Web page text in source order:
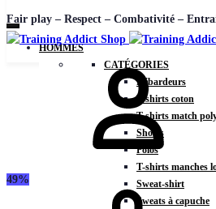
Fair play – Respect – Combativité –
HOMMES
CATÉGORIES
Débardeurs
T-shirts coton
T-shirts match
Shorts
Polos
T-shirts manches
Sweat-shirt
Sweats à capuche
49%